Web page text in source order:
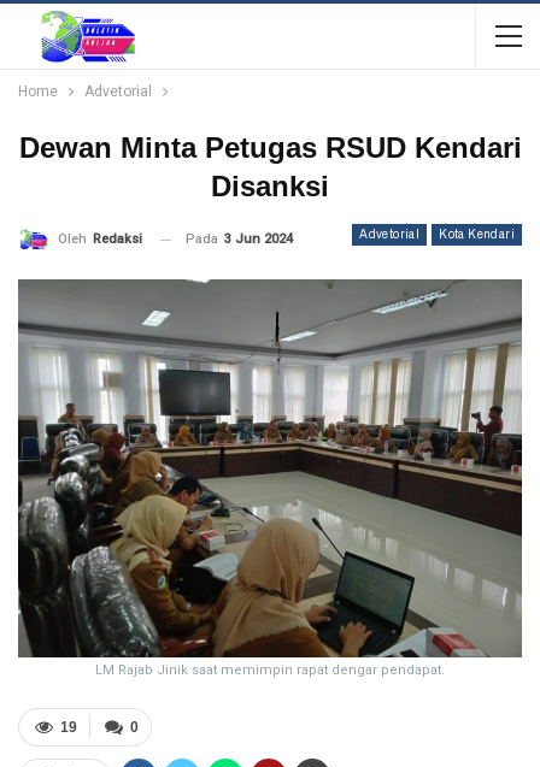
Home Advetorial
Dewan Minta Petugas RSUD Kendari
Disanksi
Advetorial Kota Kendari
Oleh Redaksi Pada 3 Jun 2024
LM Rajab Jinik saat memimpin rapat dengar pendapat.
0
19